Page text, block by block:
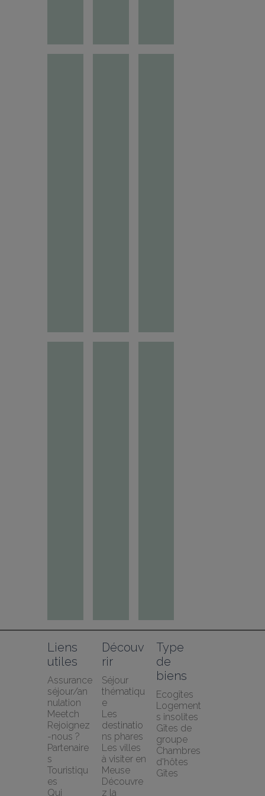
Liens
utiles
Assurance
séjour/an
nulation
Meetch
Rejoignez
-nous ?
Partenaire
s
Touristiqu
es
Qui
Découv
rir
Séjour
thématiqu
e
Les
destinatio
ns phares
Les villes
à visiter en
Meuse
Découvre
z la
Type
de
biens
Ecogîtes
Logement
s insolites
Gîtes de
groupe
Chambres
d'hôtes
Gîtes